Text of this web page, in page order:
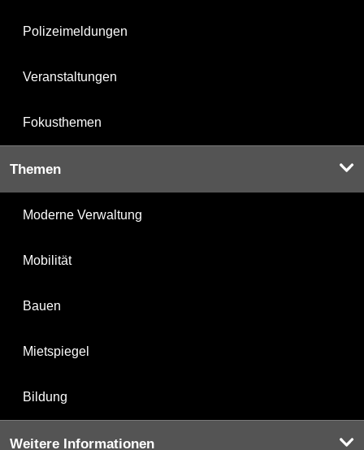
Polizeimeldungen
Veranstaltungen
Fokusthemen
Themen
Moderne Verwaltung
Mobilität
Bauen
Mietspiegel
Bildung
Weitere Informationen